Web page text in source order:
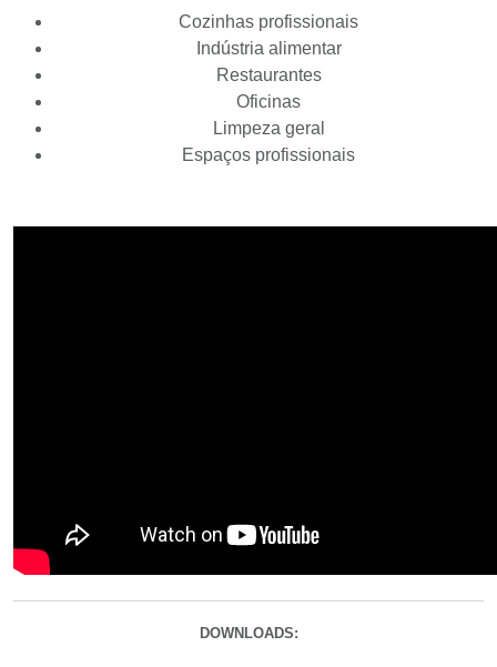
Cozinhas profissionais
Indústria alimentar
Restaurantes
Oficinas
Limpeza geral
Espaços profissionais
DOWNLOADS: